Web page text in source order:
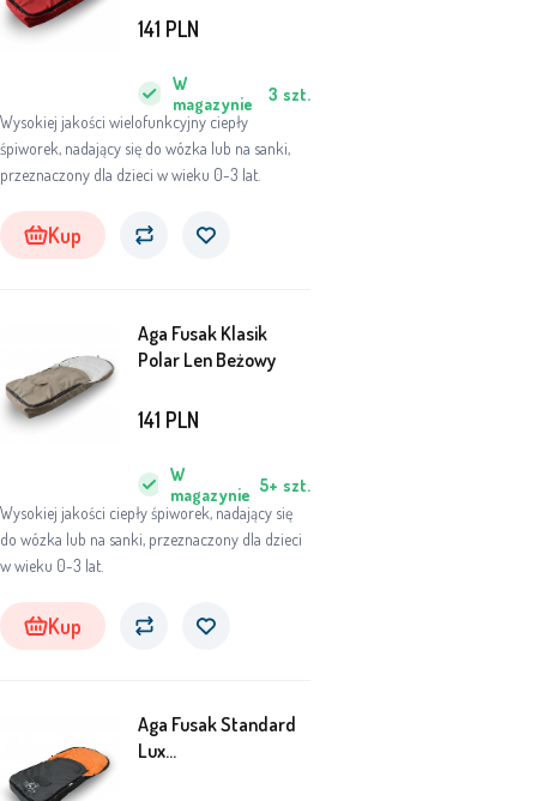
Wysokiej jakości wielofunkcyjny ciepły
śpiworek, nadający się do wózka lub na sanki,
przeznaczony dla dzieci w wieku 0-3 lat.
W
magazynie
3 szt.
141 PLN
Kup
Aga Fusak Klasik
Polar Len Beżowy
Wysokiej jakości ciepły śpiworek, nadający się
do wózka lub na sanki, przeznaczony dla dzieci
w wieku 0-3 lat.
W
magazynie 5+ szt.
141 PLN
Kup
Aga Fusak Standard
Lux